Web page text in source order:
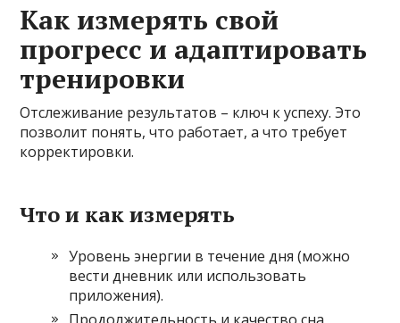
Как измерять свой
прогресс и адаптировать
тренировки
Отслеживание результатов – ключ к успеху. Это
позволит понять, что работает, а что требует
корректировки.
Что и как измерять
Уровень энергии в течение дня (можно
вести дневник или использовать
приложения).